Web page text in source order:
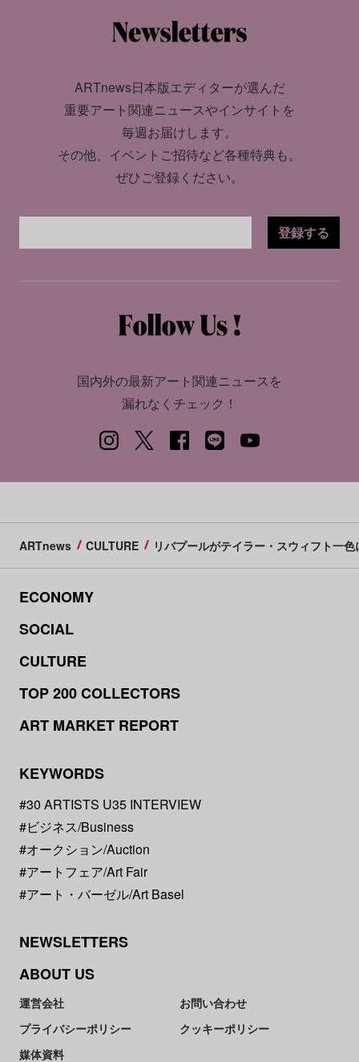
ARTnews日本版エディターが選んだ
重要アート関連ニュースやインサイトを
毎週お届けします。
その他、イベントご招待など各種特典も。
ぜひご登録ください。
登録する
国内外の最新アート関連ニュースを
漏れなくチェック！
ARTnews CULTURE リバプールがテイラー・スウィフト一
ECONOMY
SOCIAL
CULTURE
TOP 200 COLLECTORS
ART MARKET REPORT
KEYWORDS
#30 ARTISTS U35 INTERVIEW
#ビジネス/Business
#オークション/Auction
#アートフェア/Art Fair
#アート・バーゼル/Art Basel
NEWSLETTERS
ABOUT US
運営会社
お問い合わせ
プライバシーポリシー
クッキーポリシー
媒体資料